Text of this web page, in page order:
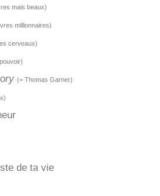
mais beaux)
millionnaires)
cerveaux)
(= Thomas Garner)
de ta vie